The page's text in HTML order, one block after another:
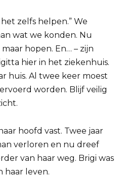
zelfs helpen.” We
wat we konden. Nu
hopen. En… – zijn
hier in het ziekenhuis.
huis. Al twee keer moest
worden. Blijf veilig
hoofd vast. Twee jaar
verloren en nu dreef
van haar weg. Brigi was
haar leven.